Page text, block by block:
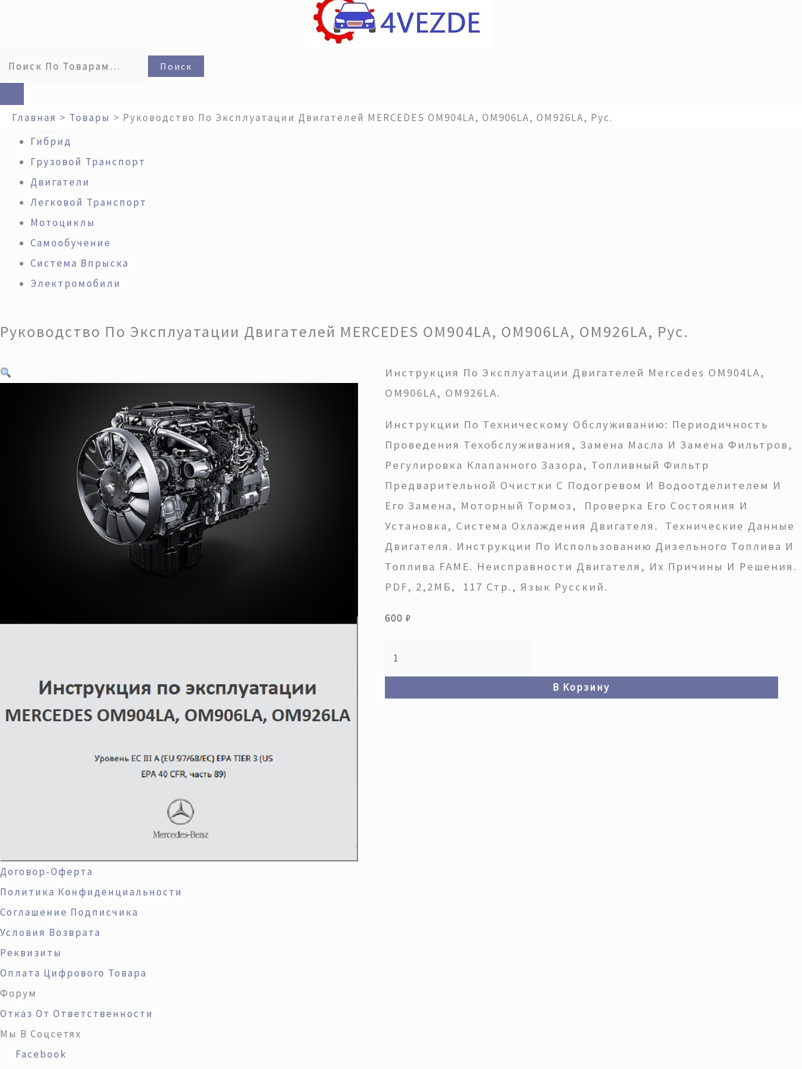
Поиск
Главная Товары
Руководство По Эксплуатации Двигателей MERCEDES OM904LA, OM906LA, OM926LA, Рус.
Гибрид
Грузовой Транспорт
Двигатели
Легковой Транспорт
Мотоциклы
Самообучение
Система Впрыска
Электромобили
Руководство По Эксплуатации Двигателей MERCEDES OM904LA, OM906LA, OM926LA, Рус.
Инструкция По Эксплуатации Двигателей Mercedes OM904LA,
OM906LA, OM926LA.
Инструкции По Техническому Обслуживанию: Периодичность
Проведения Техобслуживания, Замена Масла И Замена Фильтров,
Регулировка Клапанного Зазора, Топливный Фильтр
Предварительной Очистки С Подогревом И Водоотделителем И
Его Замена, Моторный Тормоз, Проверка Его Состояния И
Установка, Система Охлаждения Двигателя. Технические Данные
Двигателя. Инструкции По Использованию Дизельного Топлива И
Топлива FAME. Неисправности Двигателя, Их Причины И Решения.
PDF, 2,2МБ, 117 Стр., Язык Русский.
600₽
В Корзину
Договор-Оферта
Политика Конфиденциальности
Соглашение Подписчика
Условия Возврата
Реквизиты
Оплата Цифрового Товара
Форум
Отказ От Ответственности
Мы В Соцсетях
Facebook